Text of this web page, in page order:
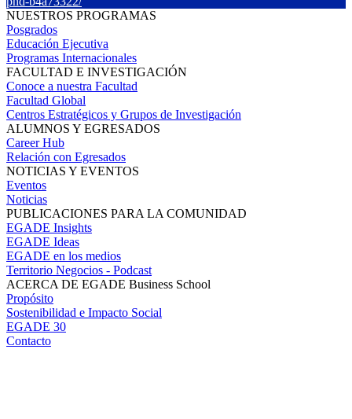
NUESTROS PROGRAMAS
Posgrados
Educación Ejecutiva
Programas Internacionales
FACULTAD E INVESTIGACIÓN
Conoce a nuestra Facultad
Facultad Global
Centros Estratégicos y Grupos de Investigación
ALUMNOS Y EGRESADOS
Career Hub
Relación con Egresados
NOTICIAS Y EVENTOS
Eventos
Noticias
PUBLICACIONES PARA LA COMUNIDAD
EGADE Insights
EGADE Ideas
EGADE en los medios
Territorio Negocios - Podcast
ACERCA DE EGADE Business School
Propósito
Sostenibilidad e Impacto Social
EGADE 30
Contacto